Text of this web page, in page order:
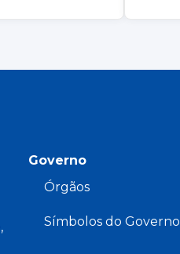
Governo
Órgãos
Símbolos do Governo